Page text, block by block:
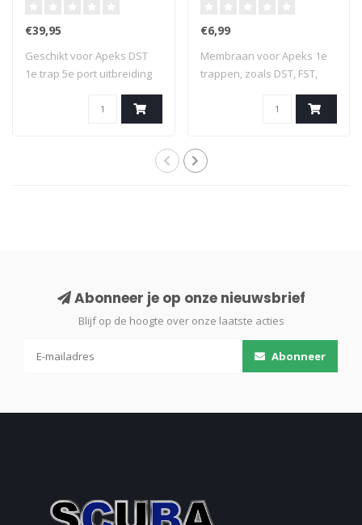
€39,95
Geschikt voor Apeks DST
1e trap 5e port uitbreiding
€6,99
Membraan voor Apeks 1e
trappen, zoals DST, FST,
Abonneer je op onze nieuwsbrief
Blijf op de hoogte over onze laatste acties
Abonneer